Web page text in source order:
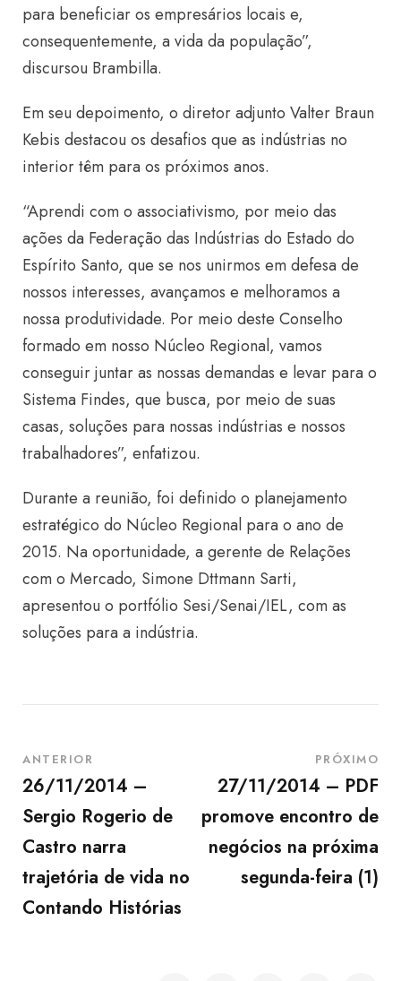
para beneficiar os empresários locais e,
consequentemente, a vida da população”,
discursou Brambilla.
Em seu depoimento, o diretor adjunto Valter Braun
Kebis destacou os desafios que as indústrias no
interior têm para os próximos anos.
“Aprendi com o associativismo, por meio das
ações da Federação das Indústrias do Estado do
Espírito Santo, que se nos unirmos em defesa de
nossos interesses, avançamos e melhoramos a
nossa produtividade. Por meio deste Conselho
formado em nosso Núcleo Regional, vamos
conseguir juntar as nossas demandas e levar para o
Sistema Findes, que busca, por meio de suas
casas, soluções para nossas indústrias e nossos
trabalhadores”, enfatizou.
Durante a reunião, foi definido o planejamento
estratégico do Núcleo Regional para o ano de
2015. Na oportunidade, a gerente de Relações
com o Mercado, Simone Dttmann Sarti,
apresentou o portfólio Sesi/Senai/IEL, com as
soluções para a indústria.
ANTERIOR
26/11/2014 –
Sergio Rogerio de
Castro narra
trajetória de vida no
Contando Histórias
PRÓXIMO
27/11/2014 – PDF
promove encontro de
negócios na próxima
segunda-feira (1)